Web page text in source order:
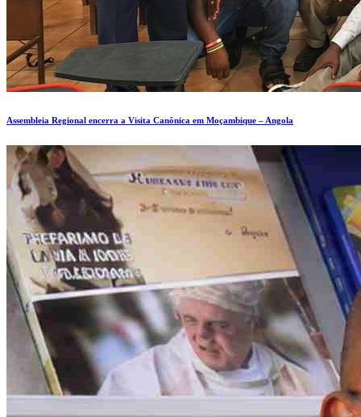
Assembleia Regional encerra a Visita Canônica em Moçambique – Angola